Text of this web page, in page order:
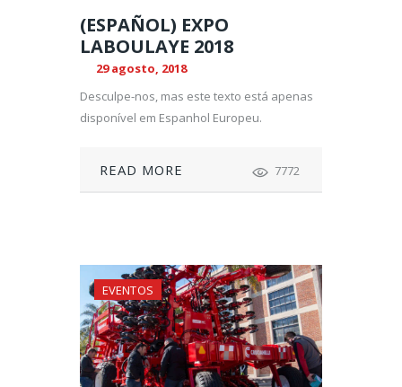
(ESPAÑOL) EXPO
LABOULAYE 2018
29 agosto, 2018
Desculpe-nos, mas este texto está apenas
disponível em Espanhol Europeu.
READ MORE 7772
EVENTOS